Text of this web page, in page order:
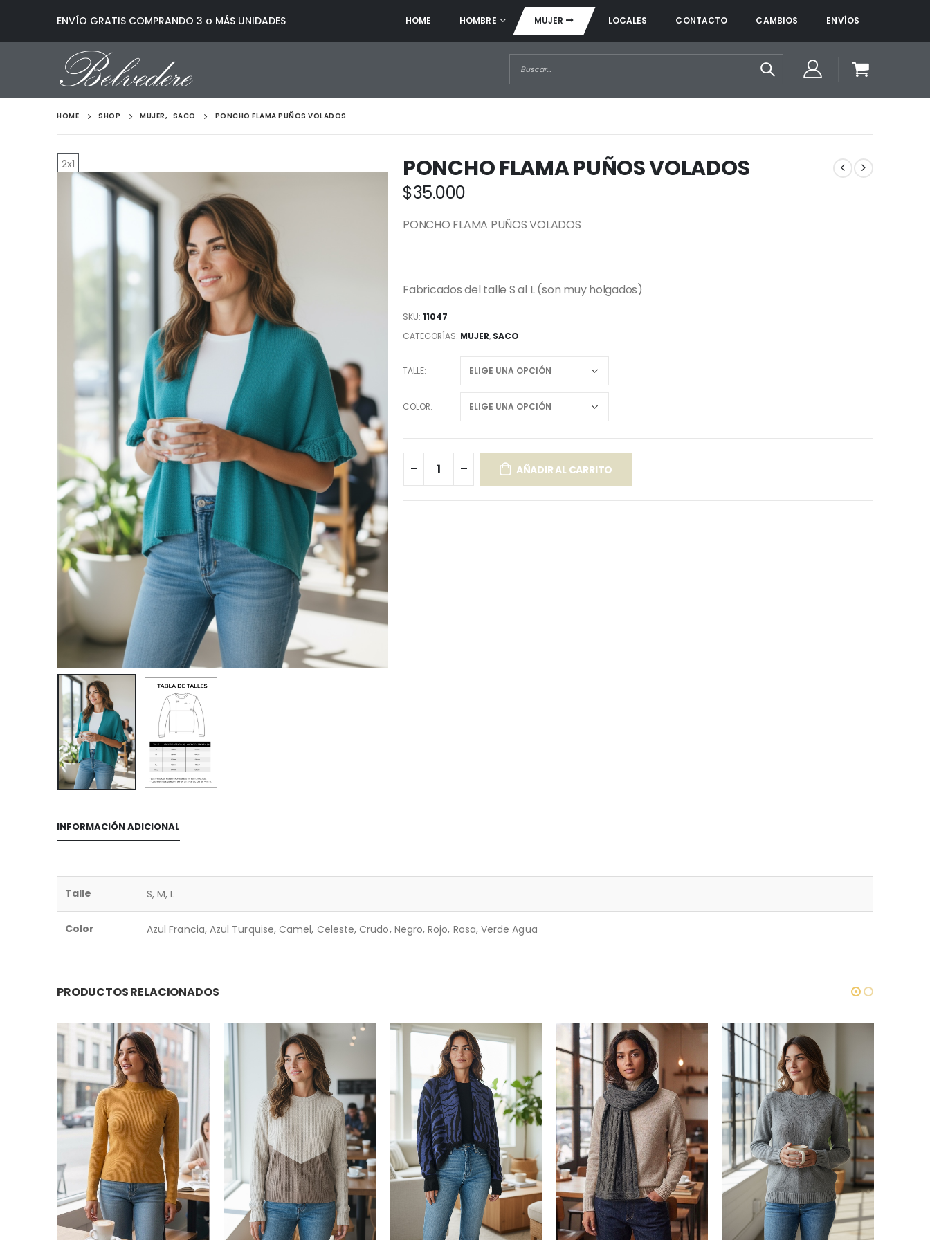
ENVÍO GRATIS COMPRANDO 3 o MÁS UNIDADES HOME HOMBRE MUJER LOCALES CONTACTO CAMBIOS ENVÍOS
HOME SHOP MUJER, SACO PONCHO FLAMA PUÑOS VOLADOS
2x1 PONCHO FLAMA PUÑOS VOLADOS
$35.000
PONCHO FLAMA PUÑOS VOLADOS
Fabricados del talle S al L (son muy holgados)
SKU: 11047
CATEGORÍAS: MUJER, SACO
TALLE
COLOR
AÑADIR AL CARRITO
INFORMACIÓN ADICIONAL
Talle S, M, L
Color Azul Francia, Azul Turquise, Camel, Celeste, Crudo, Negro, Rojo, Rosa, Verde Agua
PRODUCTOS RELACIONADOS